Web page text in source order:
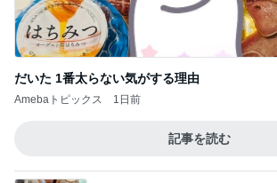
Amebaトピックス 1日前
記事を読む
Amebaトピックス 1日前